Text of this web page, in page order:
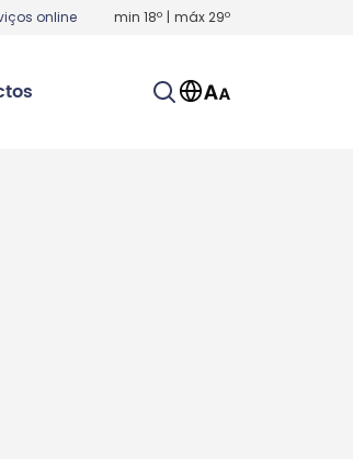
online min 18º | máx29º